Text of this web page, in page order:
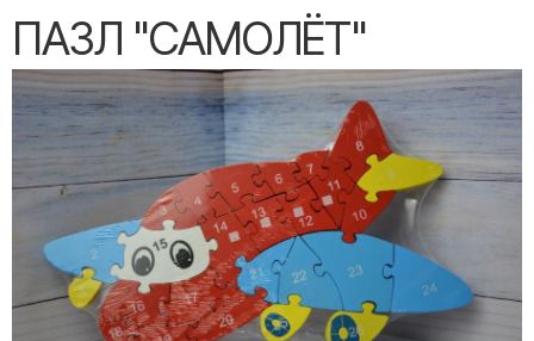
ПАЗЛ "САМОЛЁТ"